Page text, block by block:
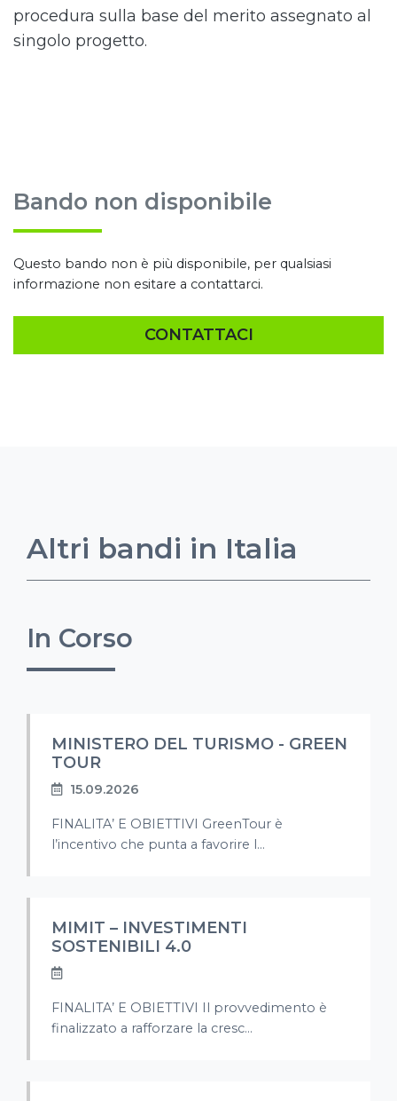
procedura sulla base del merito assegnato al
singolo progetto.
Bando non disponibile
Questo bando non è più disponibile, per qualsiasi
informazione non esitare a contattarci.
CONTATTACI
Altri bandi in Italia
In Corso
MINISTERO DEL TURISMO - GREEN
TOUR
15.09.2026
FINALITA’ E OBIETTIVI GreenTour è
l’incentivo che punta a favorire l...
MIMIT – INVESTIMENTI
SOSTENIBILI 4.0
FINALITA’ E OBIETTIVI Il provvedimento è
finalizzato a rafforzare la cresc...